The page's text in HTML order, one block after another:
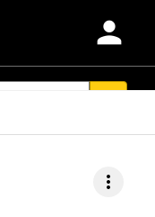
person
more_vert